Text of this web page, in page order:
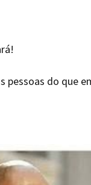
pessoas do que